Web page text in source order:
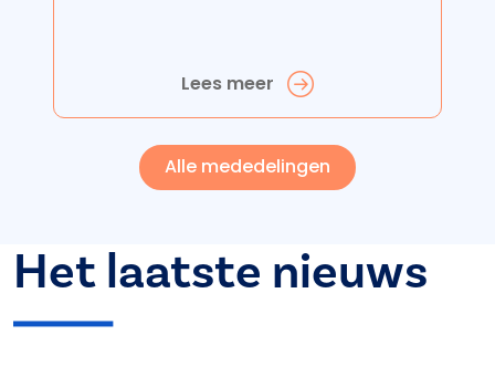
Lees meer
Alle mededelingen
Het laatste nieuws